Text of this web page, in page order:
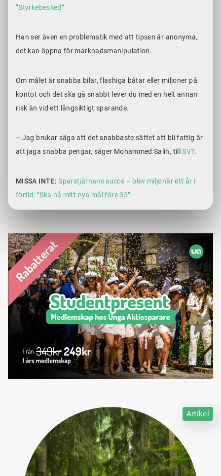
”Styrkebesked”
Han ser även en problematik med att tipsen är anonyma,
det kan öppna för marknadsmanipulation.
Om målet är snabba bilar, flashiga båtar eller miljoner på
kontot och det ska gå snabbt lever du med en helt annan
risk än vid ett långsiktigt sparande.
– Jag brukar säga att det snabbaste sättet att bli fattig är
att jaga snabba pengar, säger Mohammed Salih, tillSVT.
MISSA INTE:Sparstjärnans succé – blev miljonär ett år i
förtid: ”Ska nå mitt nya mål före 35”
Artikel